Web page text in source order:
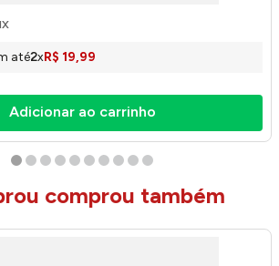
até2xR$ 19,99
Adicionar ao carrinho
comprou também